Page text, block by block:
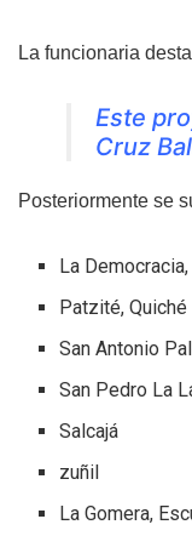
La funcionaria
Este
Cruz
Posteriormente se
La
Patzité, Quiché
San Antonio
San Pedro La
Salcajá
zuñil
La Gomera,